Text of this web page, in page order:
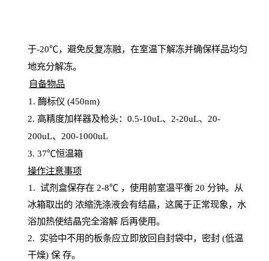
于-20℃，避免反复冻融，在室温下解冻并确保样品均匀
地充分解冻。
自备物品
1 . 酶标仪 (450nm)
2. 高精度加样器及枪头： 0.5-10uL、 2-20uL、 20-
200uL、 200-1000uL
3. 37℃恒温箱
操作注意事项
1. 试剂盒保存在 2-8℃ ，使用前室温平衡 20 分钟。从
冰箱取出的 浓缩洗涤液会有结晶，这属于正常现象，水
浴加热使结晶完全溶解 后再使用。
2. 实验中不用的板条应立即放回自封袋中，密封(低温
干燥) 保 存。